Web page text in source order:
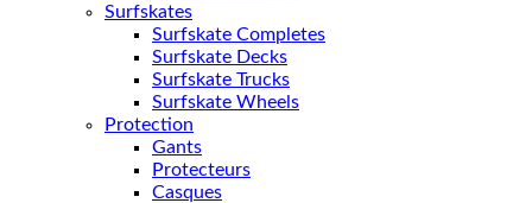
Surfskates
Surfskate Completes
Surfskate Decks
Surfskate Trucks
Surfskate Wheels
Protection
Gants
Protecteurs
Casques